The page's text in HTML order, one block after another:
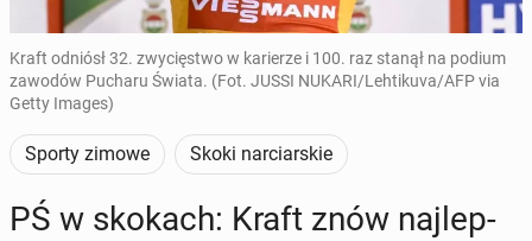
Kraft odniósł 32. zwycięstwo w karierze i 100. raz stanął na podium
zawodów Pucharu Świata. (Fot. JUSSI NUKARI/Lehtikuva/AFP via
Getty Images)
Sporty zimowe Skoki narciarskie
PŚ w skokach: Kraft znów naj­lep­